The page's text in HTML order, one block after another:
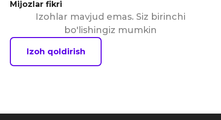
Mijozlar fikri
Izohlar mavjud emas. Siz birinchi
bo'lishingiz mumkin
Izoh qoldirish